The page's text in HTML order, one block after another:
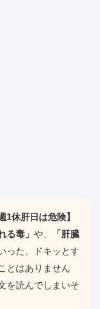
1休肝日は危険】
る毒」 や、
「肝臓
った、ドキッとす
とはありません
を読んでしまいそ